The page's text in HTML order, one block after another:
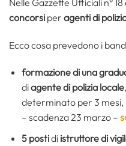
concorsi per agenti di
Ecco cosa prevedono i
formazione di una
diagente di polizia locale
determinato per 3 mesi,
– scadenza 23 marzo –
5 postidi istruttore di